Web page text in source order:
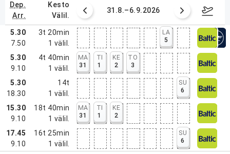
dep.
arr.
kesto
välil.
elokuuta 2026 31.8.–6.9.2026
5.30
7.50
3t 20min
1 välil.
LA
5
5.30
9.10
4t 40min
1 välil.
MA
31
TI
1
KE
2
TO
3
5.30
18.30
14t
1 välil.
SU
6
15.30
9.10
18t 40min
1 välil.
MA
31
TI
1
KE
2
17.45
9.10
16t 25min
1 välil.
SU
6